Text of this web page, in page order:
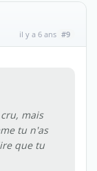
il y a 6 ans #9
mais
tu n'as
que tu